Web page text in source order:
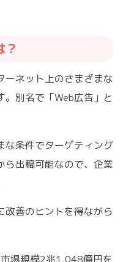
？
ーネット上のさまざまな
別名で「Web広告」と
な条件でターゲティング
ら出稿可能なので、企業
改善のヒントを得ながら
場規模2兆1,048億円を